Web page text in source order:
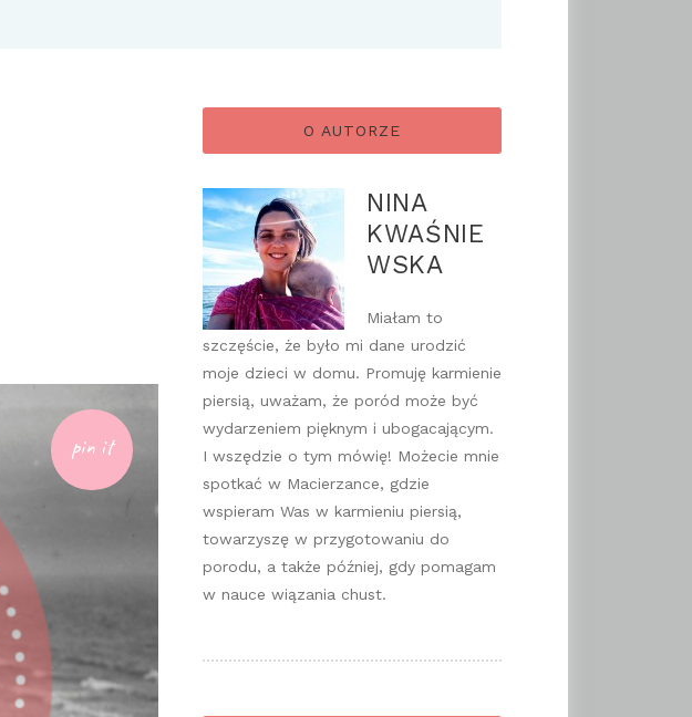
pin it
O AUTORZE
NINA
KWAŚNIE
WSKA
Miałam to
szczęście, że było mi dane urodzić
moje dzieci w domu. Promuję karmienie
piersią, uważam, że poród może być
wydarzeniem pięknym i ubogacającym.
I wszędzie o tym mówię! Możecie mnie
spotkać w Macierzance, gdzie
wspieram Was w karmieniu piersią,
towarzyszę w przygotowaniu do
porodu, a także później, gdy pomagam
w nauce wiązania chust.